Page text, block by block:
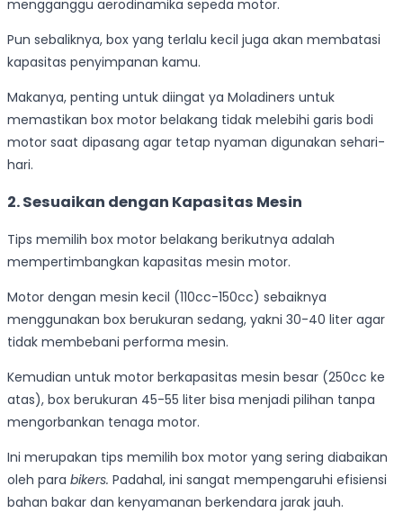
mengganggu aerodinamika sepeda motor.
Pun sebaliknya, box yang terlalu kecil juga akan membatasi
kapasitas penyimpanan kamu.
Makanya, penting untuk diingat ya Moladiners untuk
memastikan box motor belakang tidak melebihi garis bodi
motor saat dipasang agar tetap nyaman digunakan sehari-
hari.
2.Sesuaikan dengan Kapasitas Mesin
Tips memilih box motor belakang berikutnya adalah
mempertimbangkan kapasitas mesin motor.
Motor dengan mesin kecil (110cc-150cc) sebaiknya
menggunakan box berukuran sedang, yakni 30-40 liter agar
tidak membebani performa mesin.
Kemudian untuk motor berkapasitas mesin besar (250cc ke
atas), box berukuran 45-55 liter bisa menjadi pilihan tanpa
mengorbankan tenaga motor.
Ini merupakan tips memilih box motor yang sering diabaikan
oleh para bikers. Padahal, ini sangat mempengaruhi efisiensi
bahan bakar dan kenyamanan berkendara jarak jauh.